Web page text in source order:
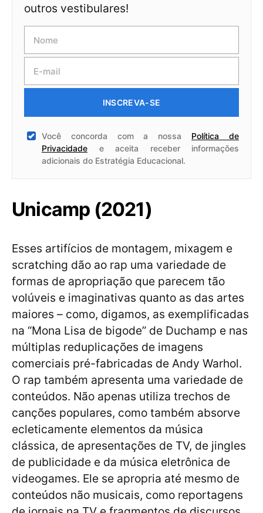
outros vestibulares!
INSCREVA-SE
Você concorda com a nossa Política de
Privacidade e aceita receber informações
adicionais do Estratégia Educacional.
Unicamp (2021)
Esses artifícios de montagem, mixagem e
scratching dão ao rap uma variedade de
formas de apropriação que parecem tão
volúveis e imaginativas quanto as das artes
maiores – como, digamos, as exemplificadas
na “Mona Lisa de bigode” de Duchamp e nas
múltiplas reduplicações de imagens
comerciais pré-fabricadas de Andy Warhol.
O rap também apresenta uma variedade de
conteúdos. Não apenas utiliza trechos de
canções populares, como também absorve
ecleticamente elementos da música
clássica, de apresentações de TV, de jingles
de publicidade e da música eletrônica de
videogames. Ele se apropria até mesmo de
conteúdos não musicais, como reportagens